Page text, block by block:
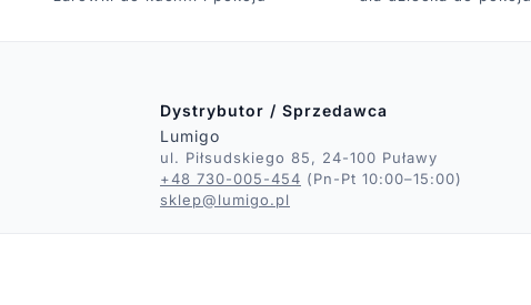
Dystrybutor / Sprzedawca
Lumigo
ul. Piłsudskiego 85, 24-100 Puławy
+48 730-005-454 (Pn-Pt 10:00–15:00)
sklep@lumigo.pl